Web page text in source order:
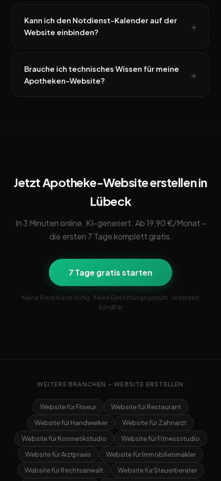
Kann ich den Notdienst-Kalender auf der
Website einbinden?
Brauche ich technisches Wissen für meine
Apotheken-Website?
Jetzt Apotheke-Website erstellen in
Lübeck
In 3 Minuten online. KI-generiert. Ab 19,90 €/Monat –
die ersten 7 Tage komplett gratis.
7 Tage gratis starten
Keine Kreditkarte nötig · Keine Einrichtungsgebühr · Jederzeit
kündbar
WEITERE BRANCHEN – WEBSITE ERSTELLEN
Website für Friseur
Website für Restaurant
Website für Handwerker
Website für Zahnarzt
Website für Kosmetikstudio
Website für Fitnessstudio
Website für Arztpraxis
Website für Immobilienmakler
Website für Rechtsanwalt
Website für Steuerberater